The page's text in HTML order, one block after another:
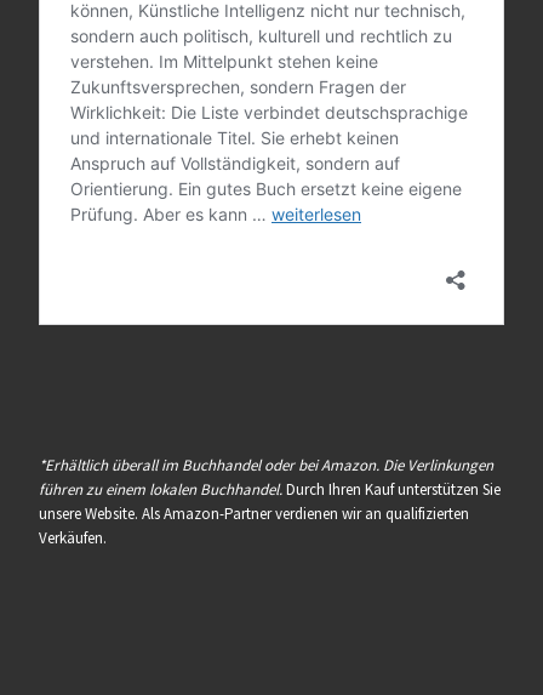
*Erhältlich überall im Buchhandel oder bei Amazon. Die Verlinkungen
führen zu einem lokalen Buchhandel.Durch Ihren Kauf unterstützen Sie
unsere Website. Als Amazon-Partner verdienen wir an qualifizierten
Verkäufen.